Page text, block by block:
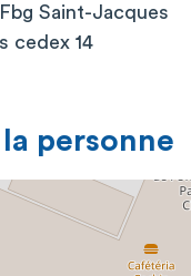
Saint-Jacques
cedex 14
personne